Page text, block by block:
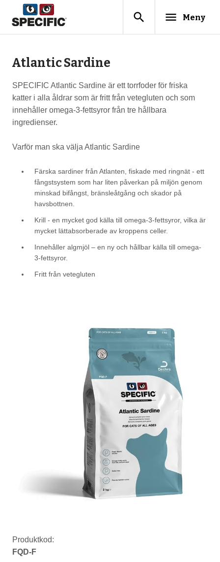
search menu Meny
Atlantic Sardine
SPECIFIC Atlantic Sardine är ett torrfoder för friska
katter i alla åldrar som är fritt från vetegluten och som
innehåller omega-3-fettsyror från tre hållbara
ingredienser.
Varför man ska välja Atlantic Sardine
Färska sardiner från Atlanten, fiskade med ringnät - ett
fångstsystem som har liten påverkan på miljön genom
minskad bifångst, bränsleåtgång och skador på
havsbottnen.
Krill - en mycket god källa till omega-3-fettsyror, vilka är
mycket lättabsorberade av kroppens celler.
Innehåller algmjöl – en ny och hållbar källa till omega-
3-fettsyror.
Fritt från vetegluten
Produktkod:
FQD-F